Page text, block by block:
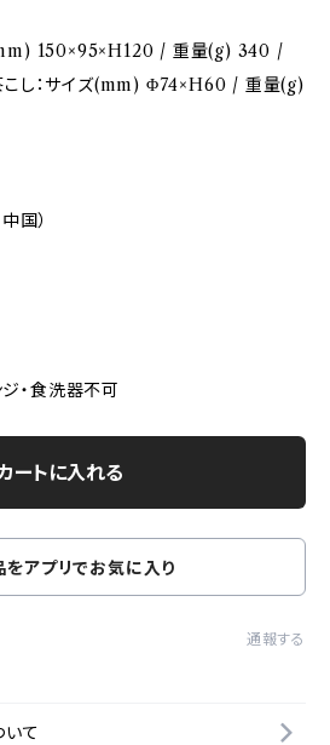
150×95×H120 / 重量(g) 340 /
し：サイズ(mm) Φ74×H60 / 重量(g)
国）
・食洗器不可
ートに入れる
をアプリでお気に入り
通報する
て